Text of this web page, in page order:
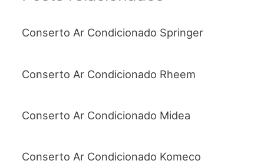
Conserto Ar Condicionado Springer
Conserto Ar Condicionado Rheem
Conserto Ar Condicionado Midea
Conserto Ar Condicionado Komeco